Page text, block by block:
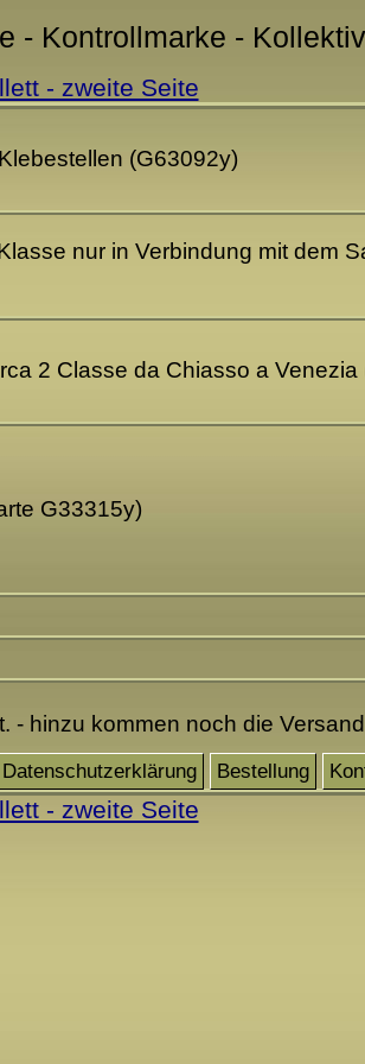
- Kontrollmarke -
- zweite Seite
(G63092y)
nur in Verbindung mit dem
2 Classe da Chiasso a
G33315y)
- hinzu kommen noch die
Datenschutzerklärung Bestellung
- zweite Seite